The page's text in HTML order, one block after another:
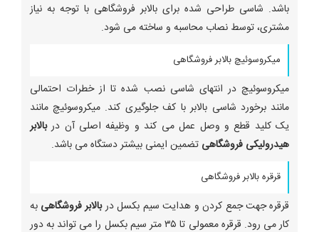
باشد. شاسی طراحی شده برای بالابر فروشگاهی با توجه به نیاز
مشتری، توسط نصاب محاسبه و ساخته می شود.
میکروسوئیچ بالابر فروشگاهی
میکروسوئیچ در انتهای شاسی نصب شده تا از خطرات احتمالی
مانند برخورد شاسی بالابر با کف جلوگیری کند. میکروسوئیچ مانند
یک کلید قطع و وصل عمل می کند و وظیفه اصلی آن دربالابر
هیدرولیکی فروشگاهی تضمین ایمنی بیشتر دستگاه می باشد.
قرقره بالابر فروشگاهی
قرقره جهت جمع کردن و هدایت سیم بکسل دربالابر فروشگاهی به
کار می رود. قرقره معمولی تا ۳۵ متر سیم بکسل را می تواند به دور